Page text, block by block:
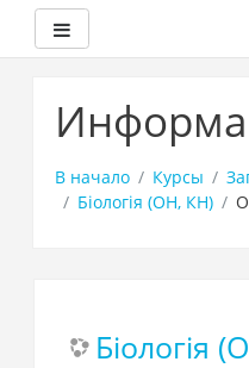
основному
В начало Курсы
Біологія (ОН, КН)
Біологія